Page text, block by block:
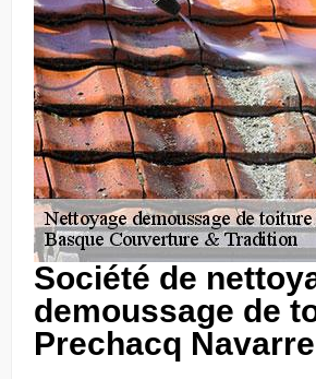
Société de
demoussage de
Prechacq